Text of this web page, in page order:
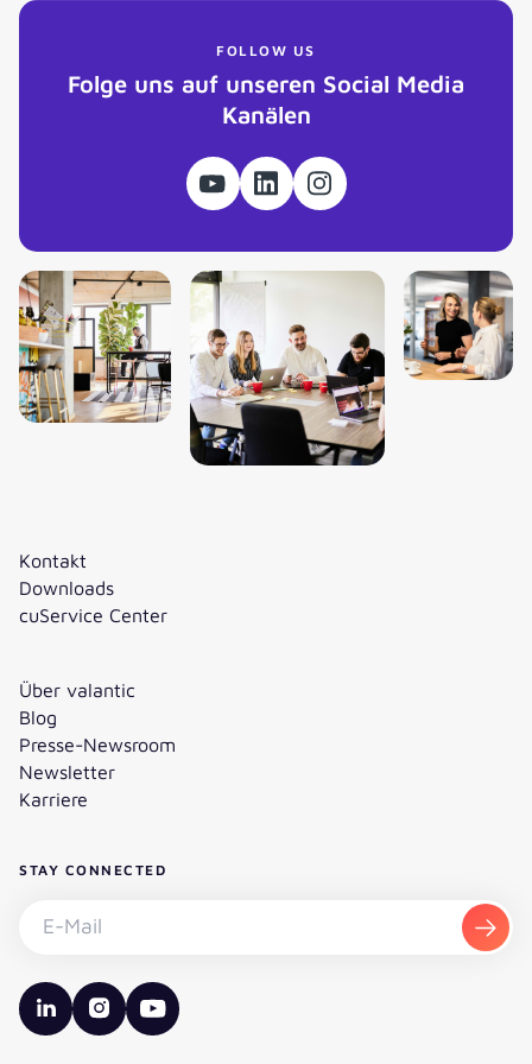
FOLLOW US
Folge uns auf unseren Social Media
Kanälen
Kontakt
Downloads
cuService Center
Über valantic
Blog
Presse-Newsroom
Newsletter
Karriere
STAY CONNECTED
valantic LinkedIn
valantic Instagram
valantic YouTube